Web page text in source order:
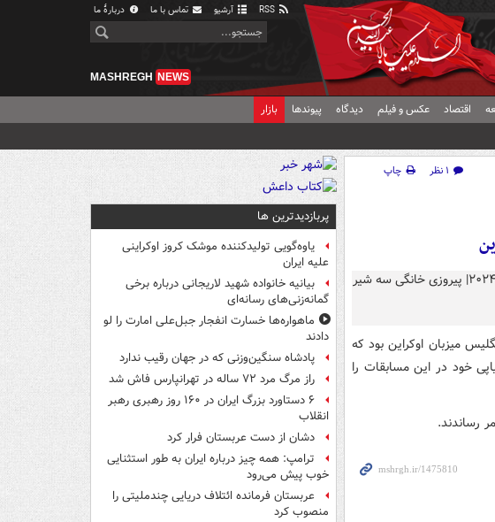
آرشیو تماس با ما دربارهٔ ما
MASHREGH NEWS
اقتصاد عکس و فیلم دیدگاه پیوندها بازار
۱ نظر
چاپ
امشب تیم ملی انگلیس میزبان اوکراین بود که
برد پیاپی خود در این مسابقات را
پربازدیدترین ها
یاوه‌گویی تولیدکننده موشک کروز اوکراینی
علیه ایران
بیانیه خانواده شهید لاریجانی درباره برخی
گمانه‌زنی‌های رسانه‌ای
ماهواره‌ها خسارت انفجار جبل‌علی امارت را لو
دادند
پادشاه سنگین‌وزنی که در جهان رقیب ندارد
راز مرگ مرد ۷۲ ساله در تهرانپارس فاش شد
۶ دستاورد بزرگ ایران در ۱۶۰ روز رهبری رهبر
انقلاب
دشان از دست عربستان فرار کرد
ترامپ: همه چیز درباره ایران به طور استثنایی
خوب پیش می‌رود
عربستان فرمانده ائتلاف دریایی چندملیتی را
منصوب کرد